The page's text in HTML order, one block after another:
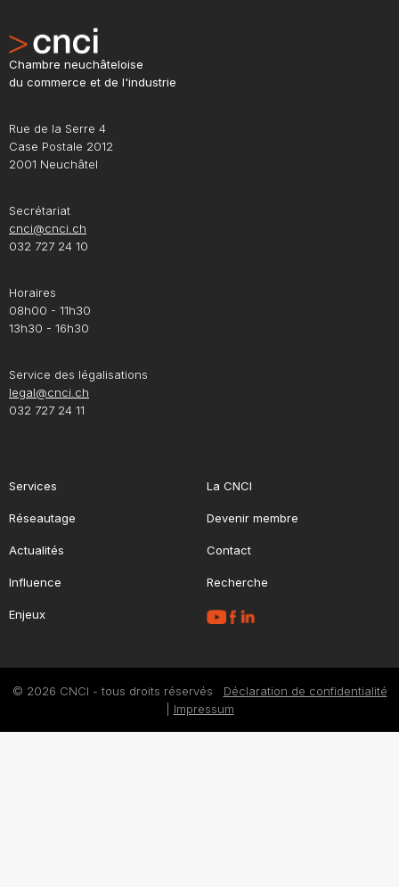
Chambre neuchâteloise
du commerce et de l'industrie
Rue de la Serre 4
Case Postale 2012
2001 Neuchâtel
Secrétariat
cnci@cnci.ch
032 727 24 10
Horaires
08h00 - 11h30
13h30 - 16h30
Service des légalisations
legal@cnci.ch
032 727 24 11
Services
Réseautage
Actualités
Influence
Enjeux
La CNCI
Devenir membre
Contact
Recherche
© 2026 CNCI - tous droits réservés Déclaration de confidentialité
Impressum